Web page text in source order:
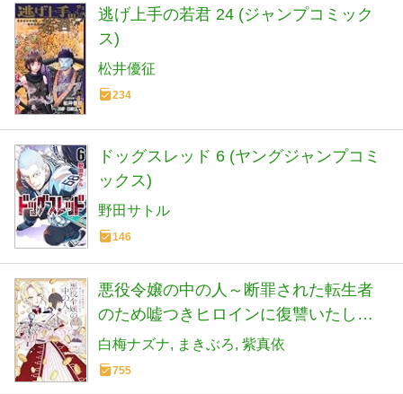
逃げ上手の若君 24 (ジャンプコミック
ス)
松井優征
234
ドッグスレッド 6 (ヤングジャンプコミ
ックス)
野田サトル
146
悪役令嬢の中の人～断罪された転生者
のため嘘つきヒロインに復讐いたしま
す～(4) (comic LAKE)
白梅ナズナ まきぶろ 紫真依
755